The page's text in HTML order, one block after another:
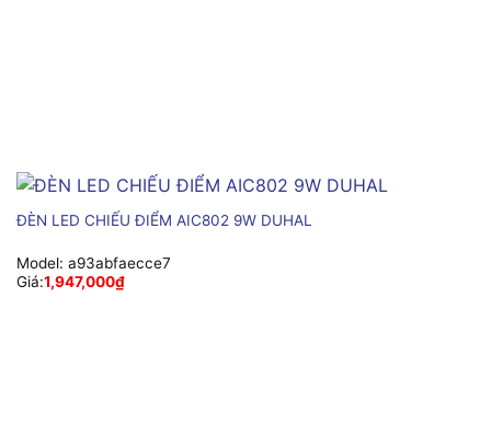
ĐÈN LED CHIẾU ĐIỂM AIC802 9W DUHAL
Model: a93abfaecce7
Giá:1,947,000₫